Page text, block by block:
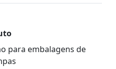
para embalagens de